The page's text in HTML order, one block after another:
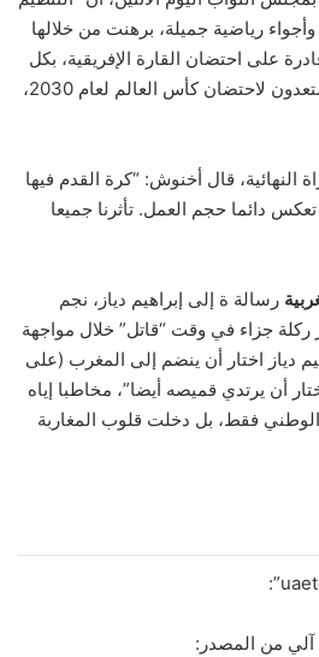
رياضية جميلة، برهنت من خلالها
على احتضان القارة الإفريقية، بكل
مسؤولية وثقة، وإنما أننا مستعدون لاحتضان كأس العالم لعام 2030،
النهائية، قال أخنوش: “كرة القدم فيها
تعكس دائما حجم العمل. تأثرنا جميعا
رسالة ة إلى إبراهيم دياز، نجم
ركلة جزاء في وقت “قاتل” خلال مواجهة
دياز اختار أن ينضم إلى المغرب (على
أن يرتدي قميصه أيضا”، مخاطبا إياه
فقط، بل دخلت قلوب المغاربة
من المصدر: